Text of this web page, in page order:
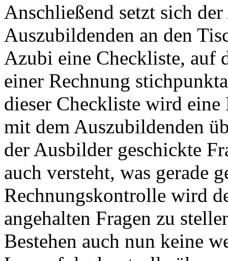
Anschließend setzt sich
Auszubildenden an den
Azubi eine Checkliste, auf
einer Rechnung
dieser Checkliste wird
mit dem Auszubildenden
der Ausbilder geschickte
auch versteht, was gerade
Rechnungskontrolle wird
angehalten Fragen zu
Bestehen auch nun keine